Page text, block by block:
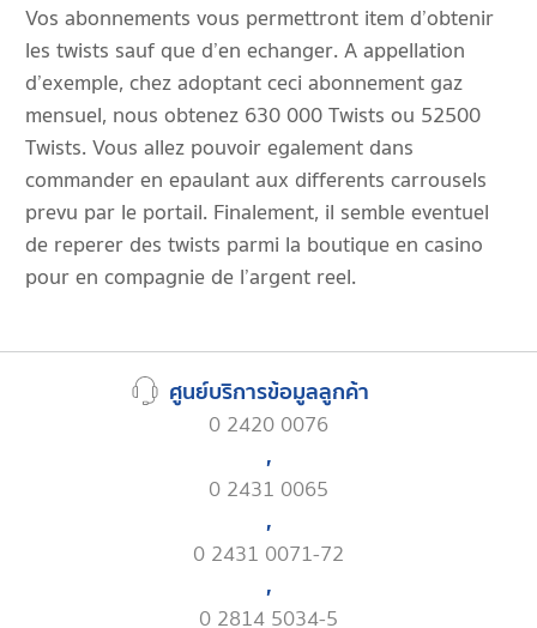
Vos abonnements vous permettront item d’obtenir
les twists sauf que d’en echanger. A appellation
d’exemple, chez adoptant ceci abonnement gaz
mensuel, nous obtenez 630 000 Twists ou 52500
Twists. Vous allez pouvoir egalement dans
commander en epaulant aux differents carrousels
prevu par le portail. Finalement, il semble eventuel
de reperer des twists parmi la boutique en casino
pour en compagnie de l’argent reel.
ศูนย์บริการข้อมูลลูกค้า
0 2420 0076
,
0 2431 0065
,
0 2431 0071-72
,
0 2814 5034-5